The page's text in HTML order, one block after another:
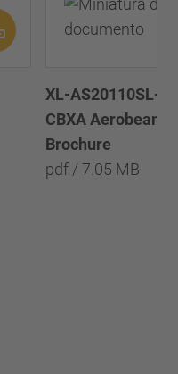
XL-AS20110SL-
CBXA
Brochure
pdf / 7.05 MB